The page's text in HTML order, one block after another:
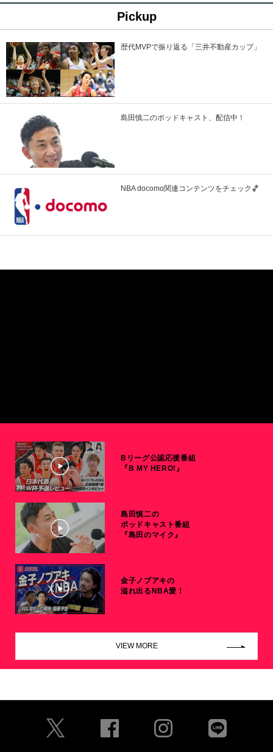
Pickup
歴代MVPで振り返る「三井不動産カップ」
島田慎二のポッドキャスト、配信中！
NBA docomo関連コンテンツをチェック🏀
Bリーグ公認応援番組
『B MY HERO!』
島田慎二の
ポッドキャスト番組
『島田のマイク』
金子ノブアキの
溢れ出るNBA愛！
VIEW MORE